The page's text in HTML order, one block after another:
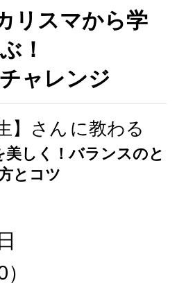
リスマから学
ぶ！
チャレンジ
】さん に教わる
しく！バランスのと
とコツ